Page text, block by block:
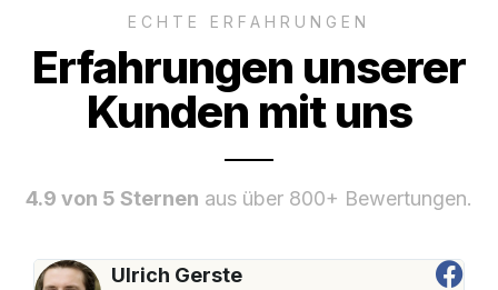
ECHTE ERFAHRUNGEN
Erfahrungen unserer
Kunden mit uns
4.9 von 5 Sternen aus über 800+ Bewertungen.
Ulrich Gerste